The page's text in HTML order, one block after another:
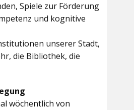
Spiele zur Förderung
und kognitive
unserer Stadt,
die Bibliothek, die
wöchentlich von